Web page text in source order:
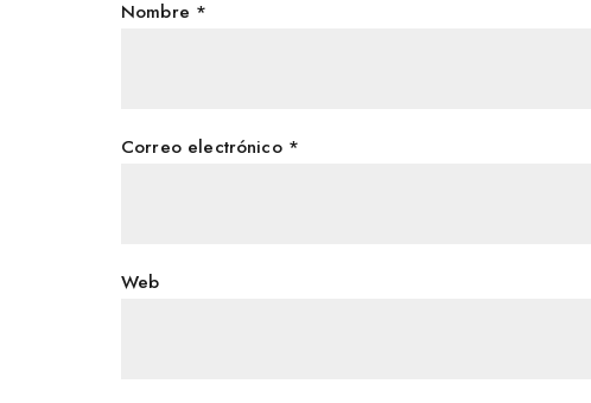
Nombre *
Correo electrónico *
Web